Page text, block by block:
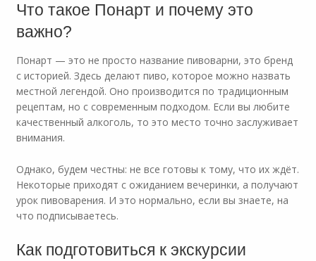
Что такое Понарт и почему это
важно?
Понарт — это не просто название пивоварни, это бренд
с историей. Здесь делают пиво, которое можно назвать
местной легендой. Оно производится по традиционным
рецептам, но с современным подходом. Если вы любите
качественный алкоголь, то это место точно заслуживает
внимания.
Однако, будем честны: не все готовы к тому, что их ждёт.
Некоторые приходят с ожиданием вечеринки, а получают
урок пивоварения. И это нормально, если вы знаете, на
что подписываетесь.
Как подготовиться к экскурсии